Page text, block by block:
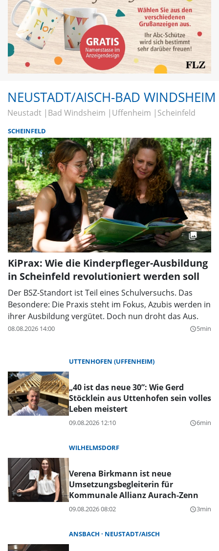
NEUSTADT/AISCH-BAD WINDSHEIM
Neustadt Bad Windsheim Uffenheim Scheinfeld
SCHEINFELD
KiPrax: Wie die Kinderpfleger-Ausbildung
in Scheinfeld revolutioniert werden soll
Der BSZ-Standort ist Teil eines Schulversuchs. Das
Besondere: Die Praxis steht im Fokus, Azubis werden in
ihrer Ausbildung vergütet. Doch nun droht das Aus.
08.08.2026 14:00 query_builder5min
UTTENHOFEN (UFFENHEIM)
„40 ist das neue 30”: Wie Gerd
Stöcklein aus Uttenhofen sein volles
Leben meistert
09.08.2026 12:10 query_builder6min
WILHELMSDORF
Verena Birkmann ist neue
Umsetzungsbegleiterin für
Kommunale Allianz Aurach-Zenn
09.08.2026 08:02 query_builder3min
ANSBACH NEUSTADT/AISCH